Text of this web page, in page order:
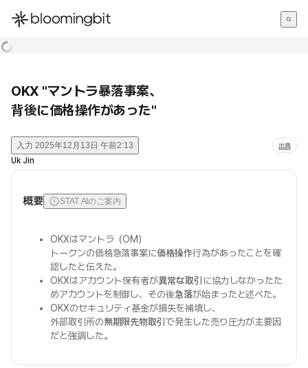
한국어
OKX "マントラ暴落事案、
背後に価格操作があった"
入力 2025年12月13日 午前2:13 出典
Uk Jin
概要 STAT AIのご案内
OKXはマントラ（OM）
トークンの価格急落事案に価格操作行為があったことを確
認したと伝えた。
OKXはアカウント保有者が異常な取引 に協力しなかったた
めアカウントを制御し、その後急落が始まったと述べた。
OKXのセキュリティ基金が損失を補填し、
外部取引所の無期限先物取引で発生した売り圧力が主要因
だと強調した。